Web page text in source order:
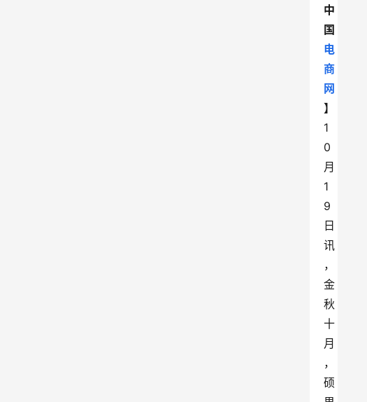
中
国
电
商
网
】
1
0
月
1
9
日
讯
，
金
秋
十
月
，
硕